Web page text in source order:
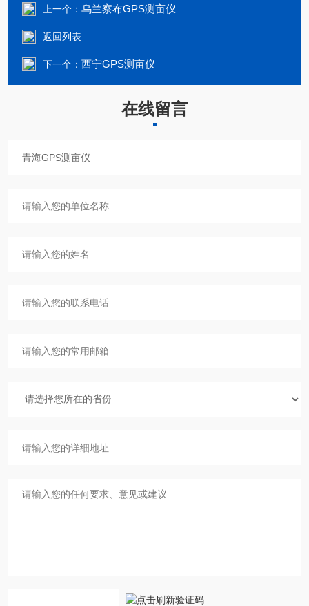
上一个： 乌兰察布GPS测亩仪
返回列表
下一个： 西宁GPS测亩仪
在线留言